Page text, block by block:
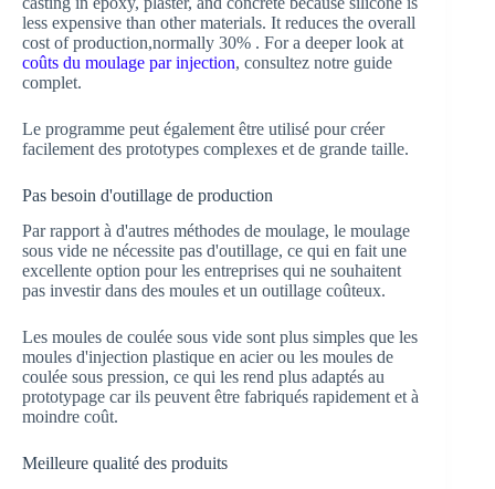
less expensive than other materials. It reduces the overall
cost of production,normally 30% . For a deeper look at
coûts du moulage par injection, consultez notre guide
complet.
Le programme peut également être utilisé pour créer
facilement des prototypes complexes et de grande taille.
Pas besoin d'outillage de production
Par rapport à d'autres méthodes de moulage, le moulage
sous vide ne nécessite pas d'outillage, ce qui en fait une
excellente option pour les entreprises qui ne souhaitent
pas investir dans des moules et un outillage coûteux.
Les moules de coulée sous vide sont plus simples que les
moules d'injection plastique en acier ou les moules de
coulée sous pression, ce qui les rend plus adaptés au
prototypage car ils peuvent être fabriqués rapidement et à
moindre coût.
Meilleure qualité des produits